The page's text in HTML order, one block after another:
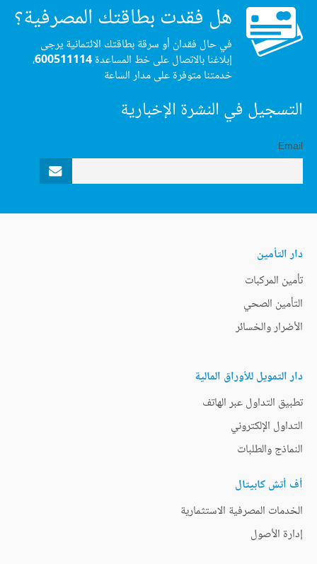
هل فقدت بطاقتك المصرفية؟
في حال فقدان أو سرقة بطاقتك الائتمانية يرجى
إبلاغنا بالاتصال على خط المساعدة600511114،
خدمتنا متوفرة على مدار الساعة
التسجيل في النشرة الإخبارية
Email
دار التأمين
تأمين المركبات
التأمين الصحي
الأضرار والخسائر
دار التمويل للأوراق المالية
تطبيق التداول عبر الهاتف
التداول الإلكتروني
النماذج والطلبات
أف أتش كابيتال
الخدمات المصرفية الاستثمارية
إدارة الأصول